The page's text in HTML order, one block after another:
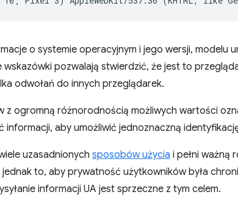
o systemie operacyjnym i jego wersji, modelu
pozwalają stwierdzić, że jest to
odwołań do innych przeglądarek.
z ogromną różnorodnością możliwych wartości
informacji, aby umożliwić jednoznaczną
uzasadnionych sposobów użycia i pełni ważną
to, aby prywatność użytkowników była
informacji UA jest sprzeczne z tym celem.